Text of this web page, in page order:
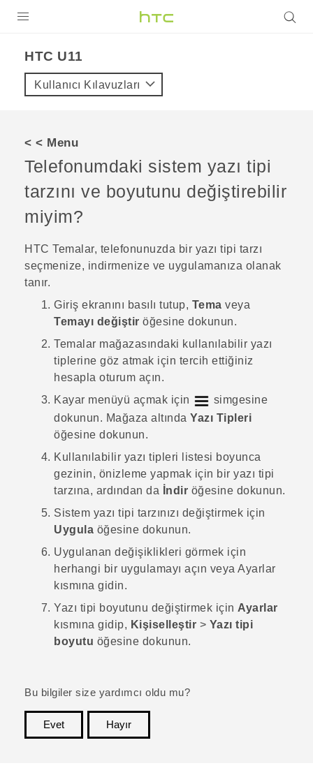
VIVE
VIVERSE
DESTEK
HTC U11‎
Kullanıcı Kılavuzları
< < Menu
Telefonumdaki sistem yazı tipi
tarzını ve boyutunu değiştirebilir
miyim?
HTC Temalar, telefonunuzda bir yazı tipi tarzı
seçmenize, indirmenize ve uygulamanıza olanak
tanır.
Giriş ekranını basılı tutup, Tema veya
Temayı değiştir öğesine dokunun.
Temalar mağazasındaki kullanılabilir yazı
tiplerine göz atmak için tercih ettiğiniz
hesapla oturum açın.
Kayar menüyü açmak için
simgesine
dokunun. Mağaza altında Yazı Tipleri
öğesine dokunun.
Kullanılabilir yazı tipleri listesi boyunca
gezinin, önizleme yapmak için bir yazı tipi
tarzına, ardından da
İndir öğesine dokunun.
Sistem yazı tipi tarzınızı değiştirmek için
Uygula öğesine dokunun.
Uygulanan değişiklikleri görmek için
herhangi bir uygulamayı açın veya Ayarlar
kısmına gidin.
Yazı tipi boyutunu değiştirmek için Ayarlar
kısmına gidip, Kişiselleştir > Yazı tipi
boyutu öğesine dokunun.
Bu bilgiler size yardımcı oldu mu?
Evet
Hayır